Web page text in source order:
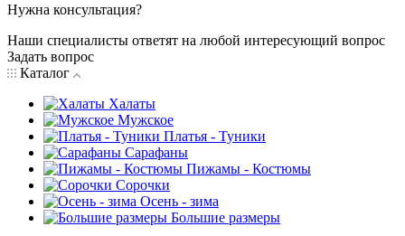
Нужна консультация?
Наши специалисты ответят на любой интересующий вопрос
Задать вопрос
Каталог
Халаты
Мужское
Платья - Туники
Сарафаны
Пижамы - Костюмы
Сорочки
Oсень - зима
Большие размеры